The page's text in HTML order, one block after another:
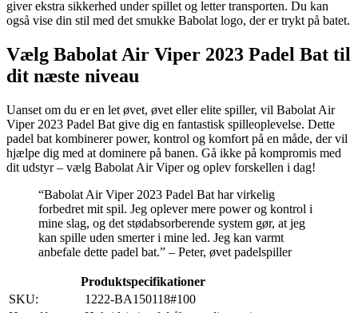
giver ekstra sikkerhed under spillet og letter transporten. Du kan
også vise din stil med det smukke Babolat logo, der er trykt på batet.
Vælg Babolat Air Viper 2023 Padel Bat til
dit næste niveau
Uanset om du er en let øvet, øvet eller elite spiller, vil Babolat Air
Viper 2023 Padel Bat give dig en fantastisk spilleoplevelse. Dette
padel bat kombinerer power, kontrol og komfort på en måde, der vil
hjælpe dig med at dominere på banen. Gå ikke på kompromis med
dit udstyr – vælg Babolat Air Viper og oplev forskellen i dag!
“Babolat Air Viper 2023 Padel Bat har virkelig
forbedret mit spil. Jeg oplever mere power og kontrol i
mine slag, og det stødabsorberende system gør, at jeg
kan spille uden smerter i mine led. Jeg kan varmt
anbefale dette padel bat.” – Peter, øvet padelspiller
Produktspecifikationer
SKU:
1222-BA150118#100